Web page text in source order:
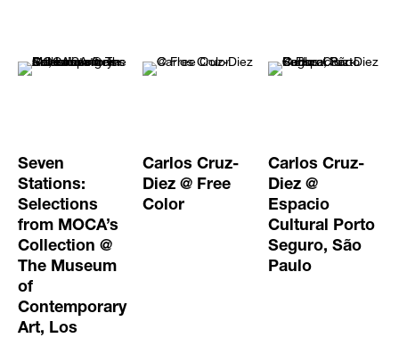
Seven
Stations:
Selections
from MOCA’s
Collection @
The Museum
of
Contemporary
Art, Los
Carlos Cruz-
Diez @ Free
Color
Carlos Cruz-
Diez @
Espacio
Cultural Porto
Seguro, São
Paulo